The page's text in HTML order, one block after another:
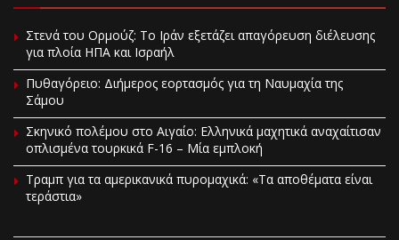
Στενά του Ορμούζ: Το Ιράν εξετάζει απαγόρευση διέλευσης
για πλοία ΗΠΑ και Ισραήλ
Πυθαγόρειο: Διήμερος εορτασμός για τη Ναυμαχία της
Σάμου
Σκηνικό πολέμου στο Αιγαίο: Ελληνικά μαχητικά αναχαίτισαν
οπλισμένα τουρκικά F-16 – Μία εμπλοκή
Τραμπ για τα αμερικανικά πυρομαχικά: «Τα αποθέματα είναι
τεράστια»